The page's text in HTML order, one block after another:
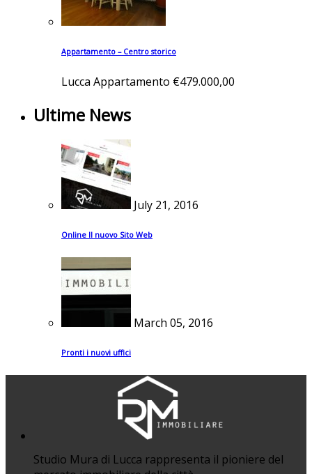
Appartamento – Centro storico
Lucca Appartamento €479.000,00
Ultime News
July 21, 2016
Online Il nuovo Sito Web
March 05, 2016
Pronti i nuovi uffici
Studio Mura di Lucca rappresenta il pioniere del